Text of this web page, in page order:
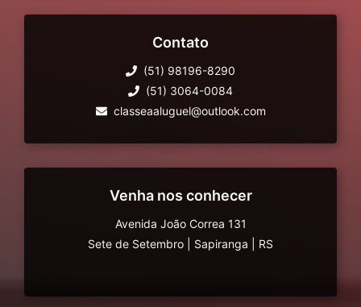
Contato
(51) 98196-8290
(51) 3064-0084
classeaaluguel@outlook.com
Venha nos conhecer
Avenida João Correa 131
Sete de Setembro
Sapiranga RS